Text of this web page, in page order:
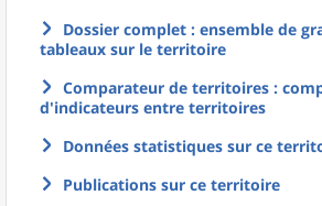
Dossier complet : ensemble de
tableaux sur le territoire
Comparateur de territoires :
d'indicateurs entre territoires
Données statistiques sur ce
Publications sur ce territoire